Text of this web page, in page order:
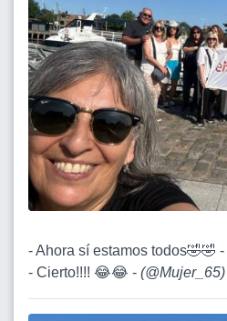
- Ahora sí estamos todos🤣🤣 -
- Cierto!!!! 😂😂 - (@Mujer_65)